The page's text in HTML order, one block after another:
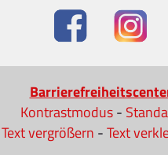
Kontrastmodus-
Text vergrößern -Text